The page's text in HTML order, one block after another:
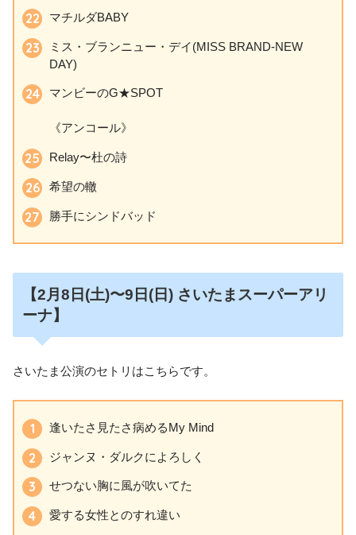
マチルダBABY
ミス・ブランニュー・デイ(MISS BRAND-NEW
DAY)
マンビーのG★SPOT
《アンコール》
Relay〜杜の詩
希望の轍
勝手にシンドバッド
【2月8日 (土)〜9日 (日) さいたまスーパーアリ
ーナ】
さいたま公演のセトリはこちらです。
逢いたさ見たさ病めるMy Mind
ジャンヌ・ダルクによろしく
せつない胸に風が吹いてた
愛する女性とのすれ違い